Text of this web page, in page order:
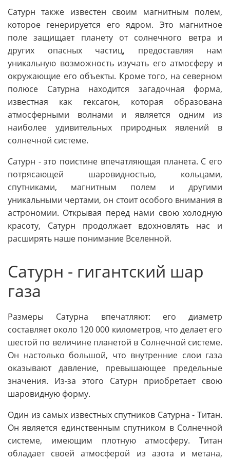
Сатурн также известен своим магнитным полем,
которое генерируется его ядром. Это магнитное
поле защищает планету от солнечного ветра и
других опасных частиц, предоставляя нам
уникальную возможность изучать его атмосферу и
окружающие его объекты. Кроме того, на северном
полюсе Сатурна находится загадочная форма,
известная как гексагон, которая образована
атмосферными волнами и является одним из
наиболее удивительных природных явлений в
солнечной системе.
Сатурн - это поистине впечатляющая планета. С его
потрясающей шаровидностью, кольцами,
спутниками, магнитным полем и другими
уникальными чертами, он стоит особого внимания в
астрономии. Открывая перед нами свою холодную
красоту, Сатурн продолжает вдохновлять нас и
расширять наше понимание Вселенной.
Сатурн - гигантский шар
газа
Размеры Сатурна впечатляют: его диаметр
составляет около 120 000 километров, что делает его
шестой по величине планетой в Солнечной системе.
Он настолько большой, что внутренние слои газа
оказывают давление, превышающее предельные
значения. Из-за этого Сатурн приобретает свою
шаровидную форму.
Один из самых известных спутников Сатурна - Титан.
Он является единственным спутником в Солнечной
системе, имеющим плотную атмосферу. Титан
обладает своей атмосферой из азота и метана,